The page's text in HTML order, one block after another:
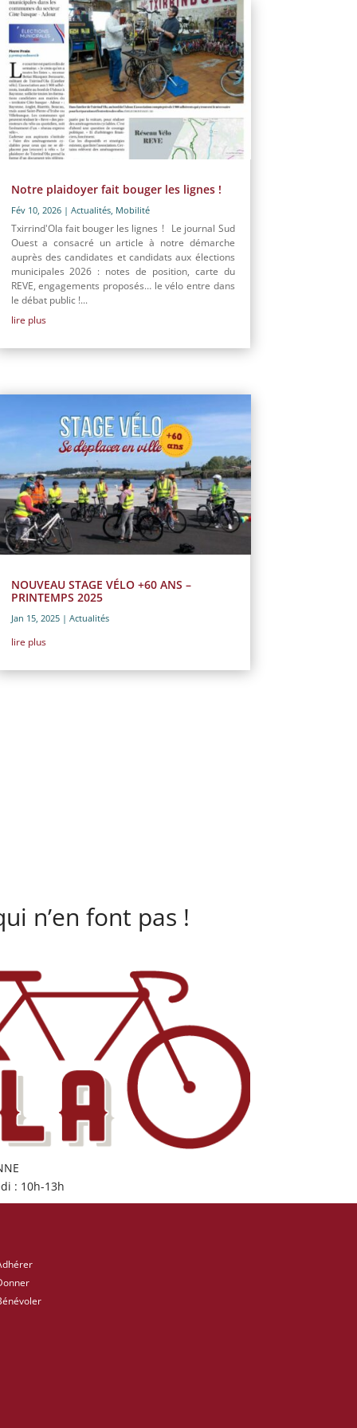
Notre plaidoyer fait bouger les lignes !
Fév 10, 2026| Actualités, Mobilité
Txirrind'Ola fait bouger les lignes ! Le journal Sud
Ouest a consacré un article à notre démarche
auprès des candidates et candidats aux élections
municipales 2026 : notes de position, carte du
REVE, engagements proposés… le vélo entre dans
le débat public !...
lire plus
NOUVEAU STAGE VÉLO +60 ANS –
PRINTEMPS 2025
Jan 15, 2025| Actualités
lire plus
n’en font pas !
: 10h-13h